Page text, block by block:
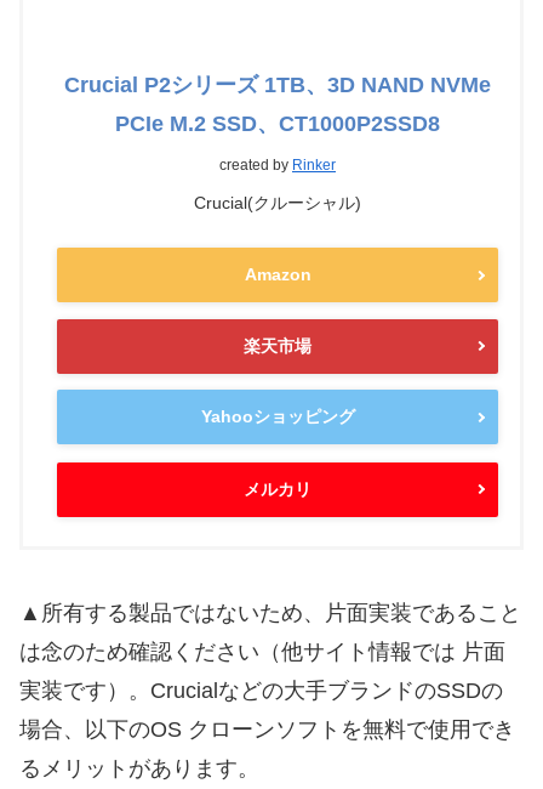
Crucial P2シリーズ 1TB、3D NAND NVMe
PCIe M.2 SSD、CT1000P2SSD8
created by Rinker
Crucial(クルーシャル)
Amazon
楽天市場
Yahooショッピング
メルカリ
▲所有する製品ではないため、片面実装であること
は念のため確認ください（他サイト情報では 片面
実装です）。Crucialなどの大手ブランドのSSDの
場合、以下のOS クローンソフトを無料で使用でき
るメリットがあります。